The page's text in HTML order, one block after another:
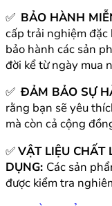
✅ BẢO HÀNH
cấp trải nghiệm
bảo hành các sản
đời kể từ ngày mua
✅ĐẢM BẢO SỰ
rằng bạn sẽ yêu
mà còn cả cộng
✅VẬT LIỆU CHẤT
DỤNG: Các sản
được kiểm tra